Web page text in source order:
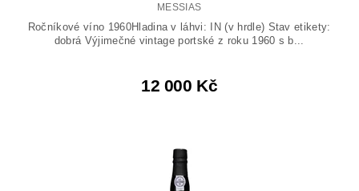
MESSIAS
Ročníkové víno 1960Hladina v láhvi: IN (v hrdle) Stav etikety:
dobrá Výjimečné vintage portské z roku 1960 s b...
12 000 Kč